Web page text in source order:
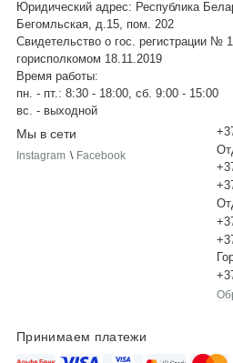
Юридический адрес: Республика
Бегомльская, д.15, пом. 202
Свидетельство о гос. регистрации №
горисполкомом 18.11.2019
Время работы:
пн. - пт.: 8:30 - 18:00, сб. 9:00 - 15:00
вс. - выходной
Мы в сети
Instagram \ Facebook
Принимаем платежи